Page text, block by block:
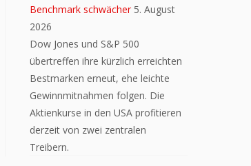
Benchmark schwächer 5. August
2026
Dow Jones und S&P 500
übertreffen ihre kürzlich erreichten
Bestmarken erneut, ehe leichte
Gewinnmitnahmen folgen. Die
Aktienkurse in den USA profitieren
derzeit von zwei zentralen
Treibern.